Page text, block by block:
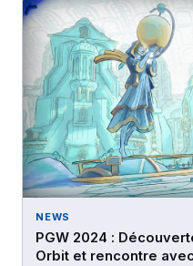
NEWS
PGW 2024 :
Orbit et rencontre